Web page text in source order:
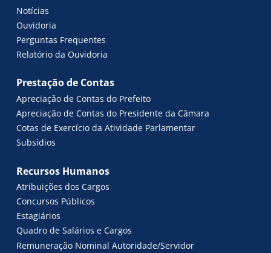
Notícias
Ouvidoria
Perguntas Frequentes
Relatório da Ouvidoria
Prestação de Contas
Apreciação de Contas do Prefeito
Apreciação de Contas do Presidente da Câmara
Cotas de Exercício da Atividade Parlamentar
Subsídios
Recursos Humanos
Atribuições dos Cargos
Concursos Públicos
Estagiários
Quadro de Salários e Cargos
Remuneração Nominal Autoridade/Servidor